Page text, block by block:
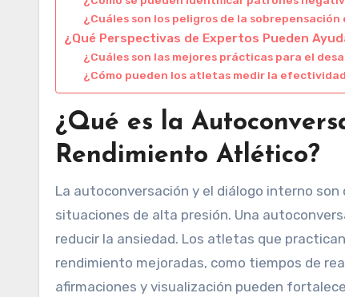
¿Cuáles son los peligros de la
¿Qué Perspectivas de Expertos Pueden
¿Cuáles son las mejores prácticas para el
¿Cómo pueden los atletas medir la
¿Qué es la
Rendimiento Atlético?
La autoconversación y el diálogo interno
situaciones de alta presión. Una
reducir la ansiedad. Los atletas que
rendimiento mejoradas, como tiempos de
afirmaciones y visualización pueden